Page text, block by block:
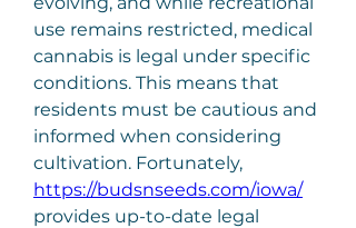
use remains restricted, medical
cannabis is legal under specific
conditions. This means that
residents must be cautious and
informed when considering
https://budsnseeds.com/iowa/
provides up-to-date legal